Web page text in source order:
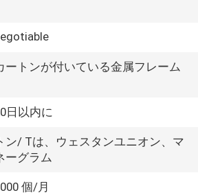
ートンが付いている金属フレーム
日以内に
ン/ Tは、ウェスタンユニオン、マ
ーグラム
個/月